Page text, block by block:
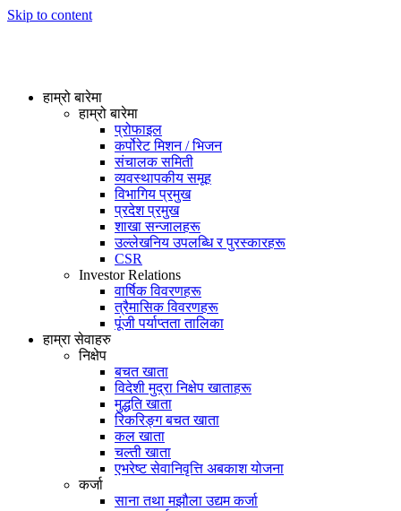
Skip to content
हाम्रो बारेमा
हाम्रो बारेमा
प्रोफाइल
कर्पोरेट मिशन / भिजन
संचालक समिती
व्यवस्थापकीय समूह
विभागिय प्रमुख
प्रदेश प्रमुख
शाखा सन्जालहरू
उल्लेखनिय उपलब्धि र पुरस्कारहरू
CSR
Investor Relations
वार्षिक विवरणहरू
त्रैमासिक विवरणहरू
पूंजी पर्याप्तता तालिका
हाम्रा सेवाहरु
निक्षेप
बचत खाता
विदेशी मुद्रा निक्षेप खाताहरू
मुद्धति खाता
रिकरिङ्ग बचत खाता
कल खाता
चल्ती खाता
एभरेष्ट सेवानिवृत्ति अबकाश योजना
कर्जा
साना तथा मझौला उद्यम कर्जा